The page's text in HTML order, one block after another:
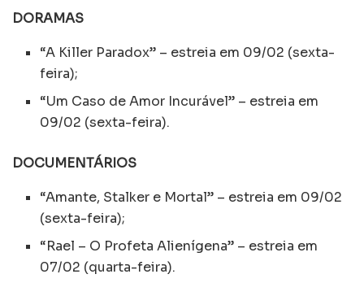
DORAMAS
“A Killer Paradox” – estreia em 09/02 (sexta-
feira);
“Um Caso de Amor Incurável” – estreia em
09/02 (sexta-feira).
DOCUMENTÁRIOS
“Amante, Stalker e Mortal” – estreia em 09/02
(sexta-feira);
“Rael – O Profeta Alienígena” – estreia em
07/02 (quarta-feira).